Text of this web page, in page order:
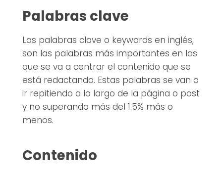
Palabras clave
Las palabras clave o keywords en inglés,
son las palabras más importantes en las
que se va a centrar el contenido que se
está redactando. Estas palabras se van a
ir repitiendo a lo largo de la página o post
y no superando más del 1.5% más o
menos.
Contenido